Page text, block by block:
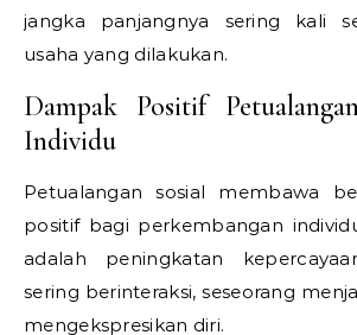
jangka panjangnya sering kali
usaha yang dilakukan.
Dampak Positif
Individu
Petualangan sosial membawa
positif bagi perkembangan
adalah peningkatan
sering berinteraksi, seseorang
mengekspresikan diri.